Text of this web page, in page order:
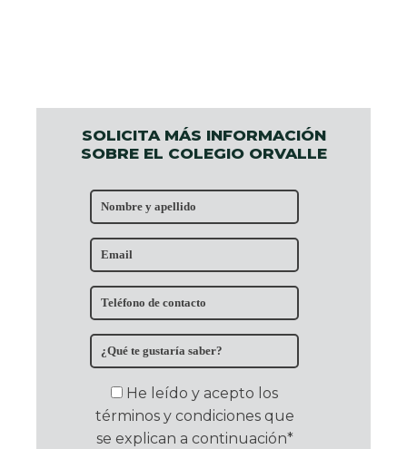
SOLICITA MÁS INFORMACIÓN
SOBRE EL COLEGIO ORVALLE
He leído y acepto los
términos y condiciones que
se explican a continuación*